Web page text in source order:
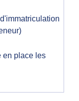
en place les